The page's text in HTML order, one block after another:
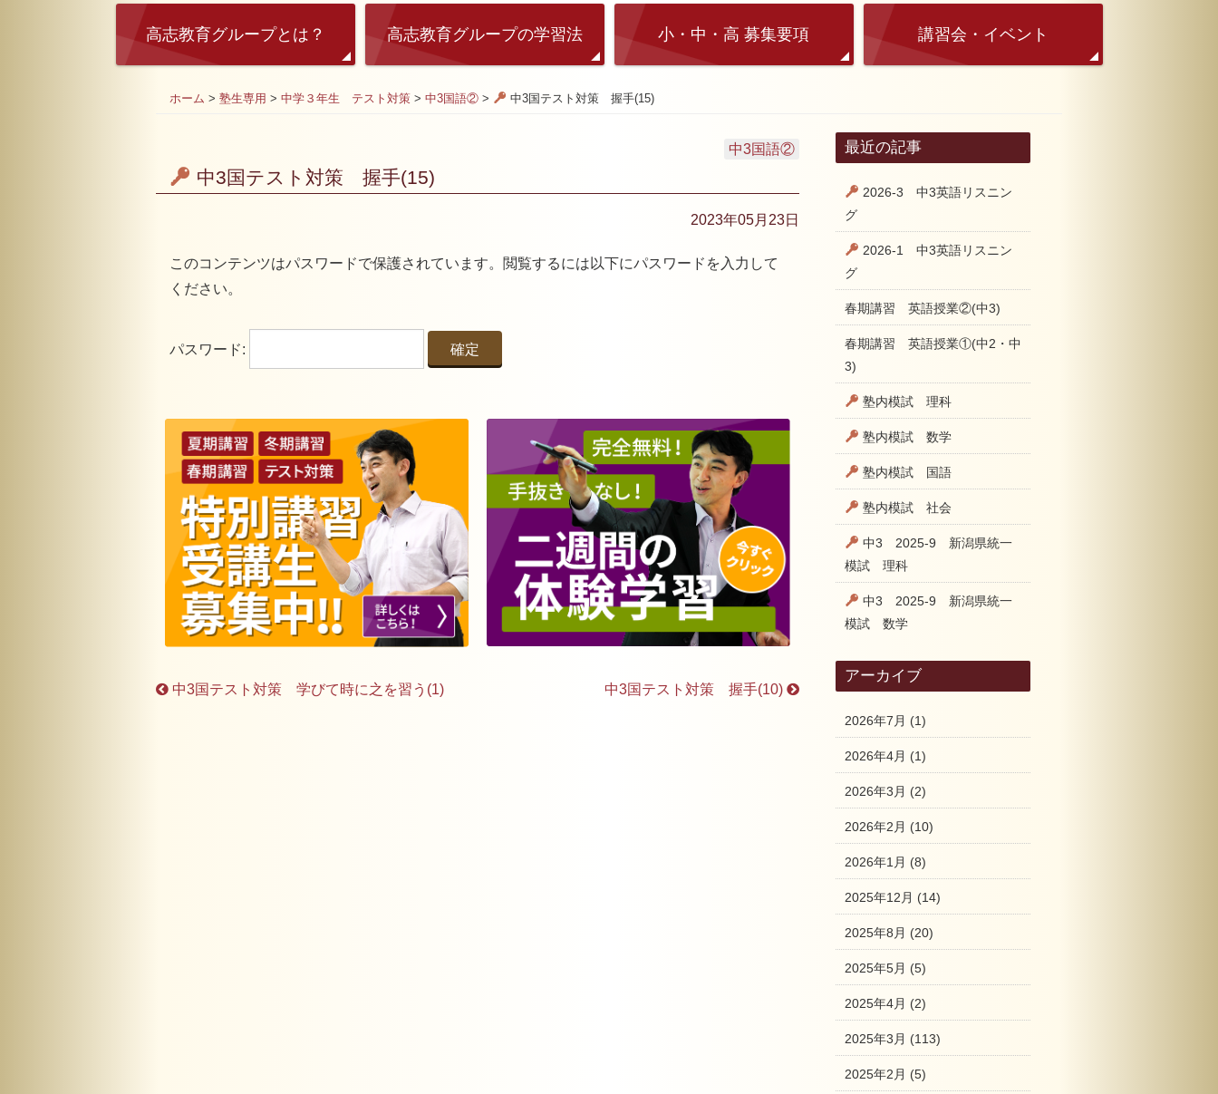
高志教育グループとは？ 高志教育グループの学習法 小・中・高 募集要項 講習会・イベント
ホーム > 塾生専用 > 中学３年生 テスト対策 > 中3国語② > 中3国テスト対策 握手(15)
中3国語②
中3国テスト対策 握手(15)
2023年05月23日
このコンテンツはパスワードで保護されています。閲覧するには以下にパスワードを入力して
ください。
パスワード:
中3国テスト対策 学びて時に之を習う(1) 中3国テスト対策 握手(10)
最近の記事
2026-3 中3英語リスニン
グ
2026-1 中3英語リスニン
グ
春期講習 英語授業②(中3)
春期講習 英語授業①(中2・中
3)
塾内模試 理科
塾内模試 数学
塾内模試 国語
塾内模試 社会
中3 2025-9 新潟県統一
模試 理科
中3 2025-9 新潟県統一
模試 数学
アーカイブ
2026年7月 (1)
2026年4月 (1)
2026年3月 (2)
2026年2月 (10)
2026年1月 (8)
2025年12月 (14)
2025年8月 (20)
2025年5月 (5)
2025年4月 (2)
2025年3月 (113)
2025年2月 (5)